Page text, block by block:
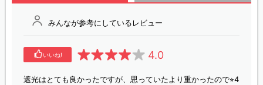
みんなが参考にしているレビュー
いいね! 4.0
遮光はとても良かったですが、思っていたより重かったので⭐︎4